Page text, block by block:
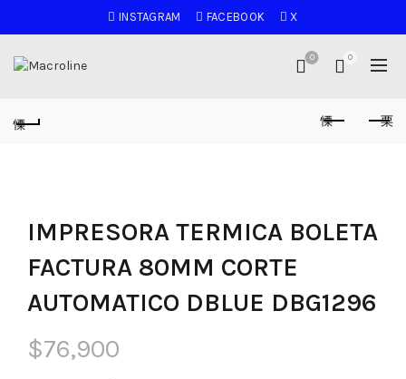
INSTAGRAM FACEBOOK X
0 0
IMPRESORA TERMICA BOLETA
FACTURA 80MM CORTE
AUTOMATICO DBLUE DBG1296
$76,900